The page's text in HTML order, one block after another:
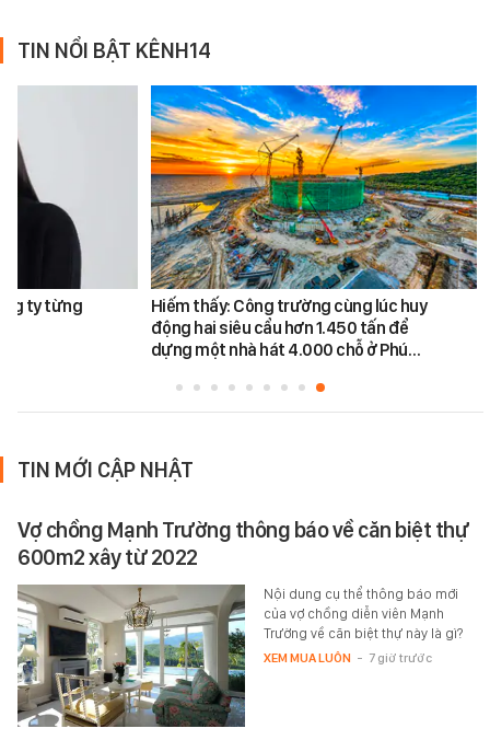
TIN NỔI BẬT KÊNH14
ty từng
Hiếm thấy: Công trường cùng lúc huy
động hai siêu cẩu hơn 1.450 tấn để
dựng một nhà hát 4.000 chỗ ở Phú…
TIN MỚI CẬP NHẬT
Vợ chồng Mạnh Trường thông báo về căn biệt thự
600m2 xây từ 2022
Nội dung cụ thể thông báo mới
của vợ chồng diễn viên Mạnh
Trường về căn biệt thự này là gì?
XEM MUA LUÔN - 7 giờ trước